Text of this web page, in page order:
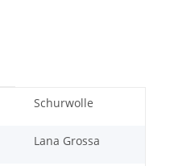
Schurwolle
Lana Grossa